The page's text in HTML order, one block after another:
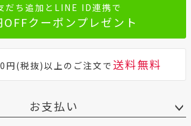
だち追加とLINE ID連携で
クーポンプレゼント
円(税抜)以上のご注文で 送料無料
お支払い